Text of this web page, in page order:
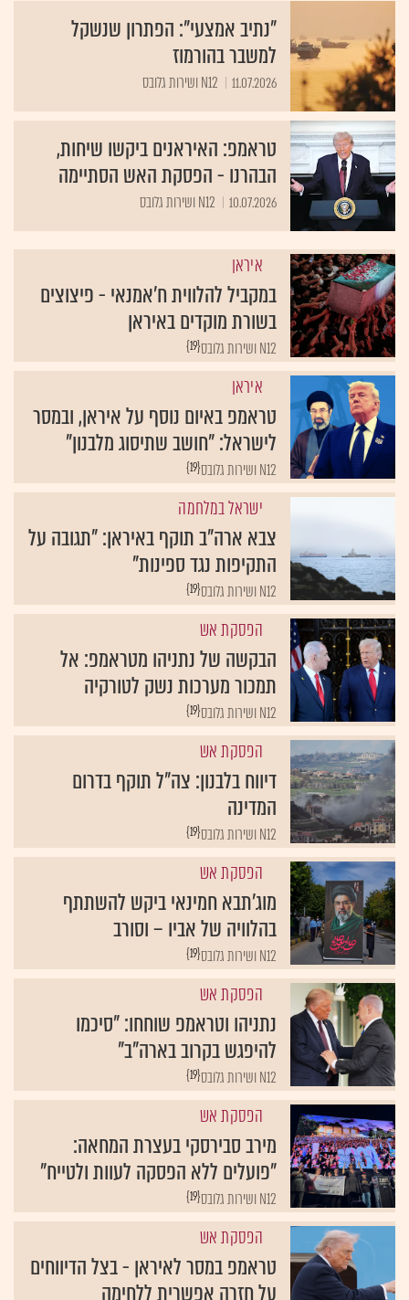
"נתיב אמצעי": הפתרון שנשקל
למשבר בהורמוז
11.07.2026 N12 ושירות גלובס
טראמפ: האיראנים ביקשו שיחות,
הבהרנו - הפסקת האש הסתיימה
10.07.2026 N12 ושירות גלובס
איראן
במקביל להלווית ח'אמנאי - פיצוצים
בשורת מוקדים באיראן
{19} N12 ושירות גלובס
איראן
טראמפ באיום נוסף על איראן, ובמסר
לישראל: "חושב שתיסוג מלבנון"
{19} N12 ושירות גלובס
ישראל במלחמה
צבא ארה"ב תוקף באיראן: "תגובה על
התקיפות נגד ספינות"
{19} N12 ושירות גלובס
הפסקת אש
הבקשה של נתניהו מטראמפ: אל
תמכור מערכות נשק לטורקיה
{19} N12 ושירות גלובס
הפסקת אש
דיווח בלבנון: צה"ל תוקף בדרום
המדינה
{19} N12 ושירות גלובס
הפסקת אש
מוג'תבא חמינאי ביקש להשתתף
בהלוויה של אביו – וסורב
{19} N12 ושירות גלובס
הפסקת אש
נתניהו וטראמפ שוחחו: "סיכמו
להיפגש בקרוב בארה"ב"
{19} N12 ושירות גלובס
הפסקת אש
מירב סבירסקי בעצרת המחאה:
"פועלים ללא הפסקה לעוות ולטייח"
{19} N12 ושירות גלובס
הפסקת אש
טראמפ במסר לאיראן - בצל הדיווחים
על חזרה אפשרית ללחימה